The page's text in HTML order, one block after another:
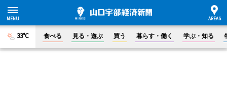
33°C 食べる 見る・遊ぶ 買う 暮らす・働く 学ぶ・知る